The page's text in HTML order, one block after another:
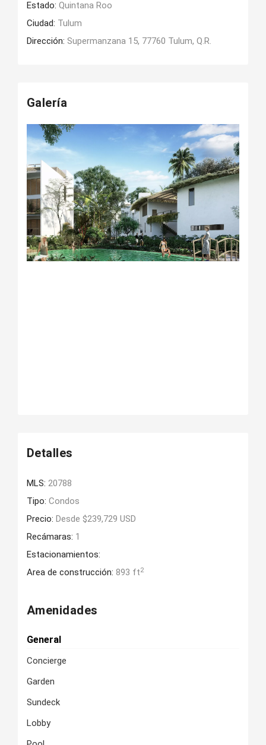
Estado: Quintana Roo
Ciudad: Tulum
Dirección: Supermanzana 15, 77760 Tulum, Q.R.
Galería
Detalles
MLS: 20788
Tipo: Condos
Precio: Desde $239,729 USD
Recámaras: 1
Estacionamientos:
Area de construcción: 893 ft2
Amenidades
General
Concierge
Garden
Sundeck
Lobby